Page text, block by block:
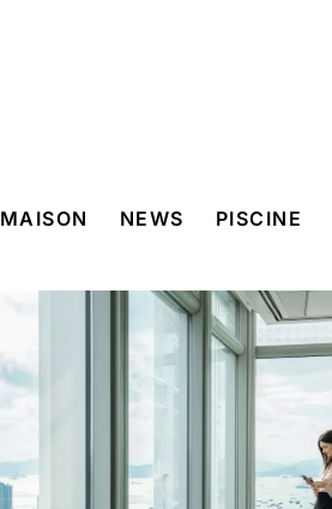
MAISON NEWS PISCINE